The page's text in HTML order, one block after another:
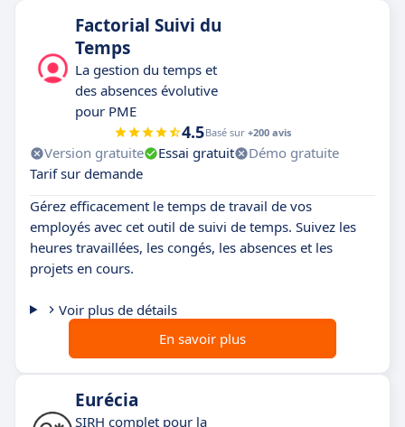
Factorial Suivi du
Temps
La gestion du temps et
des absences évolutive
pour PME
4.5Basé sur +200 avis
Version gratuite Essai gratuit
Démo gratuite
Tarif sur demande
Gérez efficacement le temps de travail de vos
employés avec cet outil de suivi de temps. Suivez les
heures travaillées, les congés, les absences et les
projets en cours.
Voir plus de détails
En savoir plus
Eurécia
SIRH complet pour la